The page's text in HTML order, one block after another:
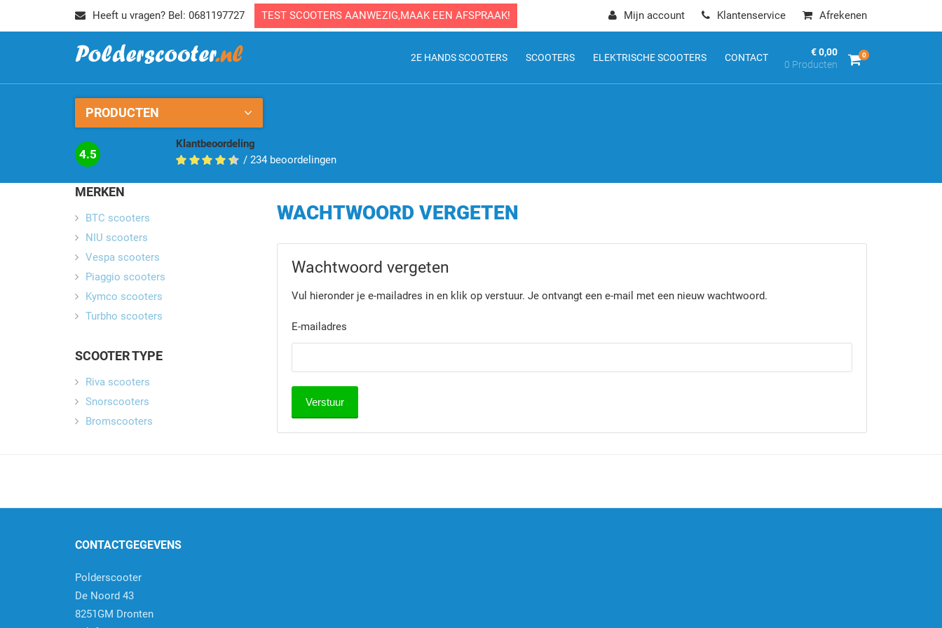
Heeft u vragen? Bel: 0681197727 TEST SCOOTERS AANWEZIG,MAAK EEN AFSPRAAK! Mijn account Klantenservice Afrekenen
0
€ 0,00
0 Producten
2E HANDS SCOOTERS SCOOTERS ELEKTRISCHE SCOOTERS CONTACT
PRODUCTEN
4.5
Klantbeoordeling
/ 234 beoordelingen
WACHTWOORD VERGETEN
Wachtwoord vergeten
Vul hieronder je e-mailadres in en klik op verstuur. Je ontvangt een e-mail met een nieuw wachtwoord.
E-mailadres
MERKEN
BTC scooters
NIU scooters
Vespa scooters
Piaggio scooters
Kymco scooters
Turbho scooters
SCOOTER TYPE
Riva scooters
Snorscooters
Bromscooters
CONTACTGEGEVENS
Polderscooter
De Noord 43
8251GM Dronten